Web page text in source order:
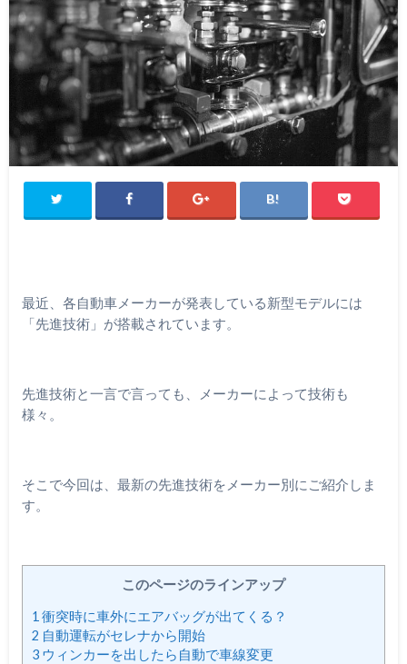
最近、各自動車メーカーが発表している新型モデルには
「先進技術」が搭載されています。
先進技術と一言で言っても、メーカーによって技術も
様々。
そこで今回は、最新の先進技術をメーカー別にご紹介しま
す。
このページのラインアップ
1 衝突時に車外にエアバッグが出てくる？
2 自動運転がセレナから開始
3ウィンカーを出したら自動で車線変更